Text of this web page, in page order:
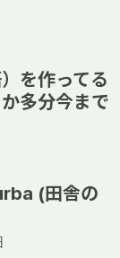
を作ってる
多分今まで
(田舎の